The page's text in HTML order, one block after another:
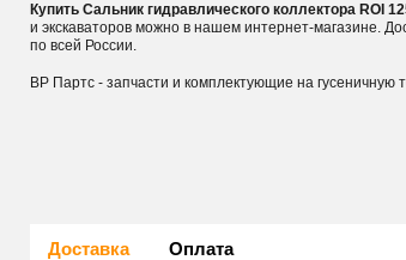
Купить Сальник гидравлического коллектора ROI
и экскаваторов можно в нашем интернет-магазине.
по всей России.
ВР Партс - запчасти и комплектующие на гусеничную
Доставка Оплата